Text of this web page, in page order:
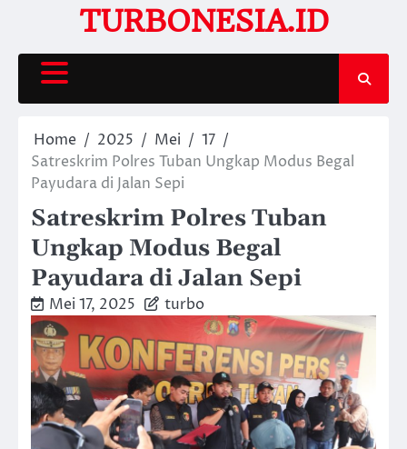
content
TURBONESIA.ID
Home 2025 Mei
17
Satreskrim Polres Tuban Ungkap Modus Begal
Payudara di Jalan Sepi
Satreskrim Polres Tuban
Ungkap Modus Begal
Payudara di Jalan Sepi
Mei 17, 2025 turbo